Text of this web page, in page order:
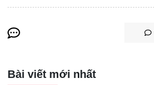
Bài viết mới nhất